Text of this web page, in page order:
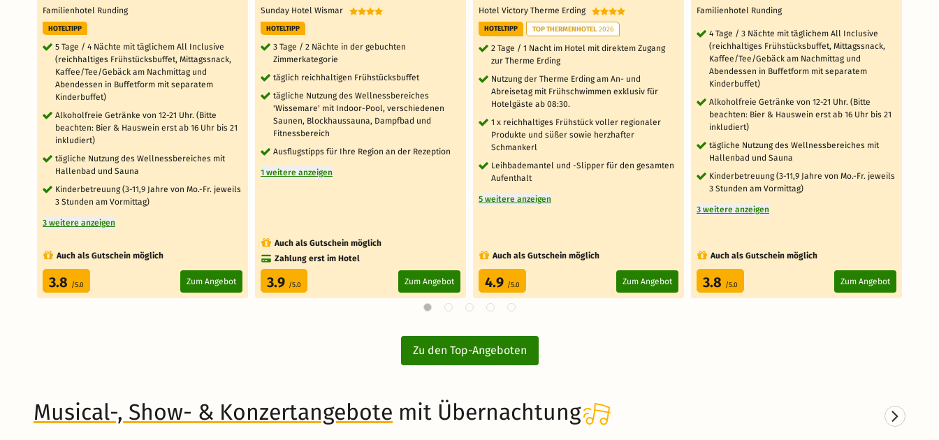
Familienhotel Runding
HOTELTIPP
5 Tage / 4 Nächte mit täglichem All Inclusive
(reichhaltiges Frühstücksbuffet, Mittagssnack,
Kaffee/Tee/Gebäck am Nachmittag und
Abendessen in Buffetform mit separatem
Kinderbuffet)
Alkoholfreie Getränke von 12-21 Uhr. (Bitte
beachten: Bier & Hauswein erst ab 16 Uhr bis 21
inkludiert)
tägliche Nutzung des Wellnessbereiches mit
Hallenbad und Sauna
Kinderbetreuung (3-11,9 Jahre von Mo.-Fr. jeweils
3 Stunden am Vormittag)
3 weitere anzeigen
Auch als Gutschein möglich
3.8 /5.0 Zum Angebot
Sunday Hotel Wismar
HOTELTIPP
3 Tage / 2 Nächte in der gebuchten
Zimmerkategorie
täglich reichhaltigen Frühstücksbuffet
tägliche Nutzung des Wellnessbereiches
'Wissemare' mit Indoor-Pool, verschiedenen
Saunen, Blockhaussauna, Dampfbad und
Fitnessbereich
Ausflugstipps für Ihre Region an der Rezeption
1 weitere anzeigen
Auch als Gutschein möglich
Zahlung erst im Hotel
3.9 /5.0 Zum Angebot
Hotel Victory Therme Erding
HOTELTIPP TOP THERMENHOTEL 2026
2 Tage / 1 Nacht im Hotel mit direktem Zugang
zur Therme Erding
Nutzung der Therme Erding am An- und
Abreisetag mit Frühschwimmen exklusiv für
Hotelgäste ab 08:30.
1 x reichhaltiges Frühstück voller regionaler
Produkte und süßer sowie herzhafter
Schmankerl
Leihbademantel und -Slipper für den gesamten
Aufenthalt
5 weitere anzeigen
Auch als Gutschein möglich
4.9 /5.0 Zum Angebot
Familienhotel Runding
4 Tage / 3 Nächte mit täglichem All Inclusive
(reichhaltiges Frühstücksbuffet, Mittagssnack,
Kaffee/Tee/Gebäck am Nachmittag und
Abendessen in Buffetform mit separatem
Kinderbuffet)
Alkoholfreie Getränke von 12-21 Uhr. (Bitte
beachten: Bier & Hauswein erst ab 16 Uhr bis 21
inkludiert)
tägliche Nutzung des Wellnessbereiches mit
Hallenbad und Sauna
Kinderbetreuung (3-11,9 Jahre von Mo.-Fr. jeweils
3 Stunden am Vormittag)
3 weitere anzeigen
Auch als Gutschein möglich
3.8 /5.0 Zum Angebot
Zu den Top-Angeboten
Musical-, Show- & Konzertangebote mit Übernachtung